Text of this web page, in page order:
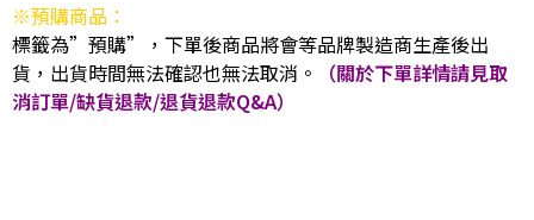
※預購商品：
標籤為”預購”，下單後商品將會等品牌製造商生產後出
貨，出貨時間無法確認也無法取消。
（關於下單詳情請見取
消訂單/缺貨退款/退貨退款Q&A）